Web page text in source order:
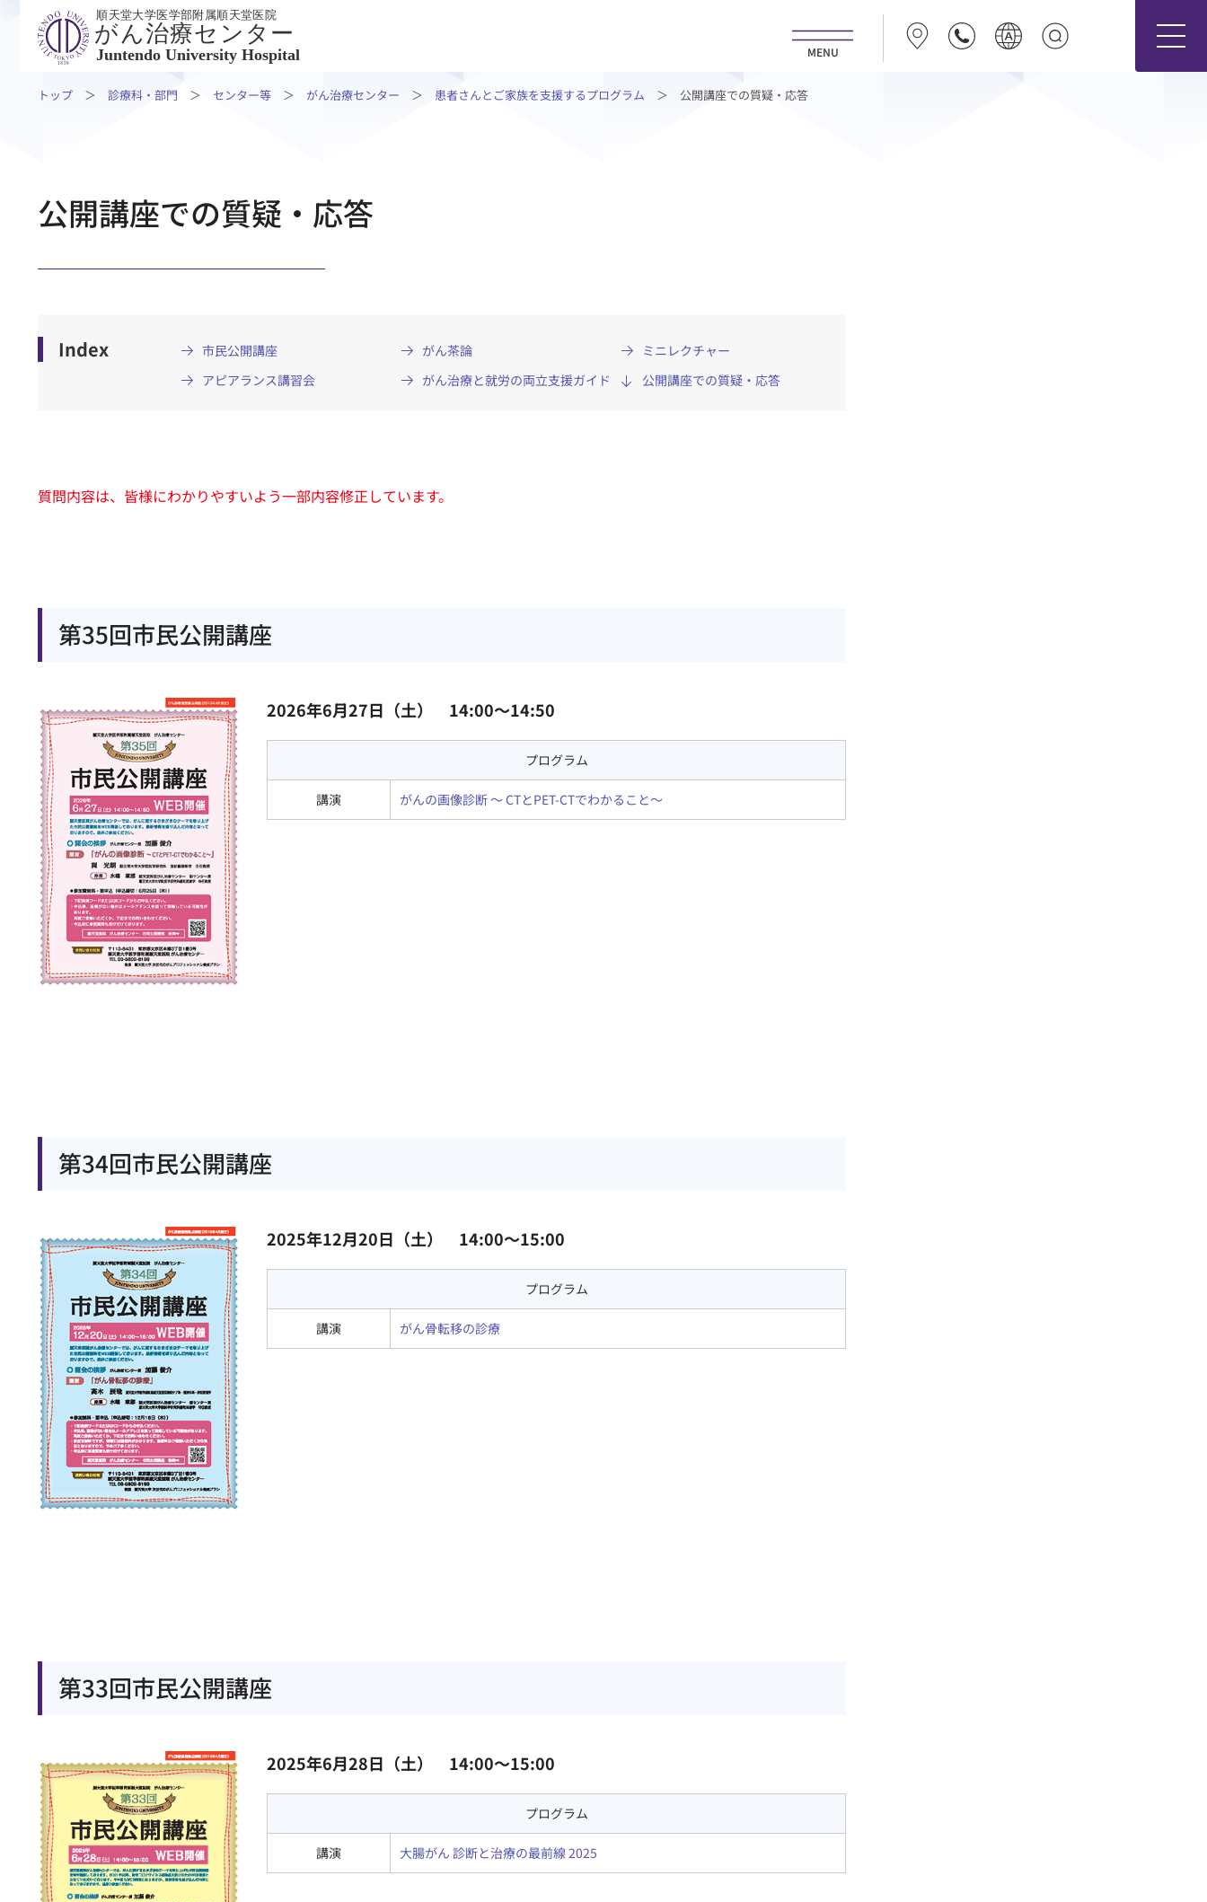
順天堂大学医学部附属順天堂医院
がん治療センター
Juntendo University Hospital MENU
トップ 診療科・部門 センター等 がん治療センター 患者さんとご家族を支援するプログラム 公開講座での質疑・応答
公開講座での質疑・応答
Index 市民公開講座 がん茶論
ミニレクチャー
アピアランス講習会
がん治療と就労の両立支援ガイド 公開講座での質疑・応答
質問内容は、皆様にわかりやすいよう一部内容修正しています。
第35回市民公開講座
2026年6月27日（土） 14:00～14:50
プログラム
講演 がんの画像診断 ～ CTとPET-CTでわかること～
第34回市民公開講座
2025年12月20日（土） 14:00～15:00
プログラム
講演 がん骨転移の診療
第33回市民公開講座
2025年6月28日（土） 14:00～15:00
プログラム
講演 大腸がん 診断と治療の最前線 2025